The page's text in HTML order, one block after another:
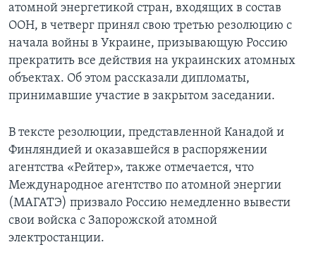
атомной энергетикой стран, входящих в состав
ООН, в четверг принял свою третью резолюцию с
начала войны в Украине, призывающую Россию
прекратить все действия на украинских атомных
объектах. Об этом рассказали дипломаты,
принимавшие участие в закрытом заседании.
В тексте резолюции, представленной Канадой и
Финляндией и оказавшейся в распоряжении
агентства «Рейтер», также отмечается, что
Международное агентство по атомной энергии
(МАГАТЭ) призвало Россию немедленно вывести
свои войска с Запорожской атомной
электростанции.